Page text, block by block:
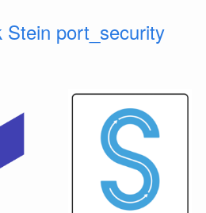
Stein port_security